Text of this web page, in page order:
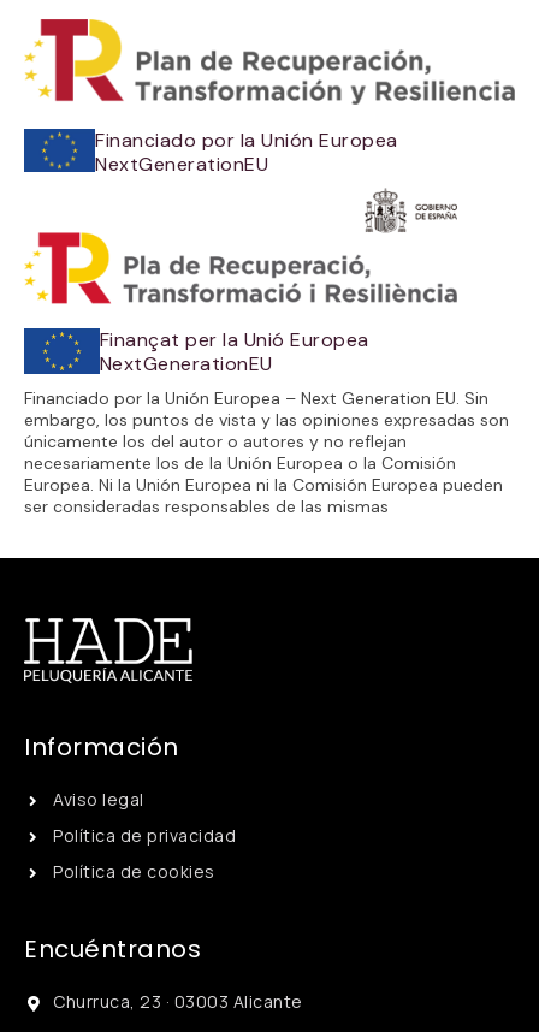
Financiado por la Unión Europea
NextGenerationEU
Finançat per la Unió Europea
NextGenerationEU
Financiado por la Unión Europea – Next Generation EU. Sin
embargo, los puntos de vista y las opiniones expresadas son
únicamente los del autor o autores y no reflejan
necesariamente los de la Unión Europea o la Comisión
Europea. Ni la Unión Europea ni la Comisión Europea pueden
ser consideradas responsables de las mismas
Encuéntranos
Churruca, 23 · 03003 Alicante
Información
Aviso legal
Política de privacidad
Política de cookies